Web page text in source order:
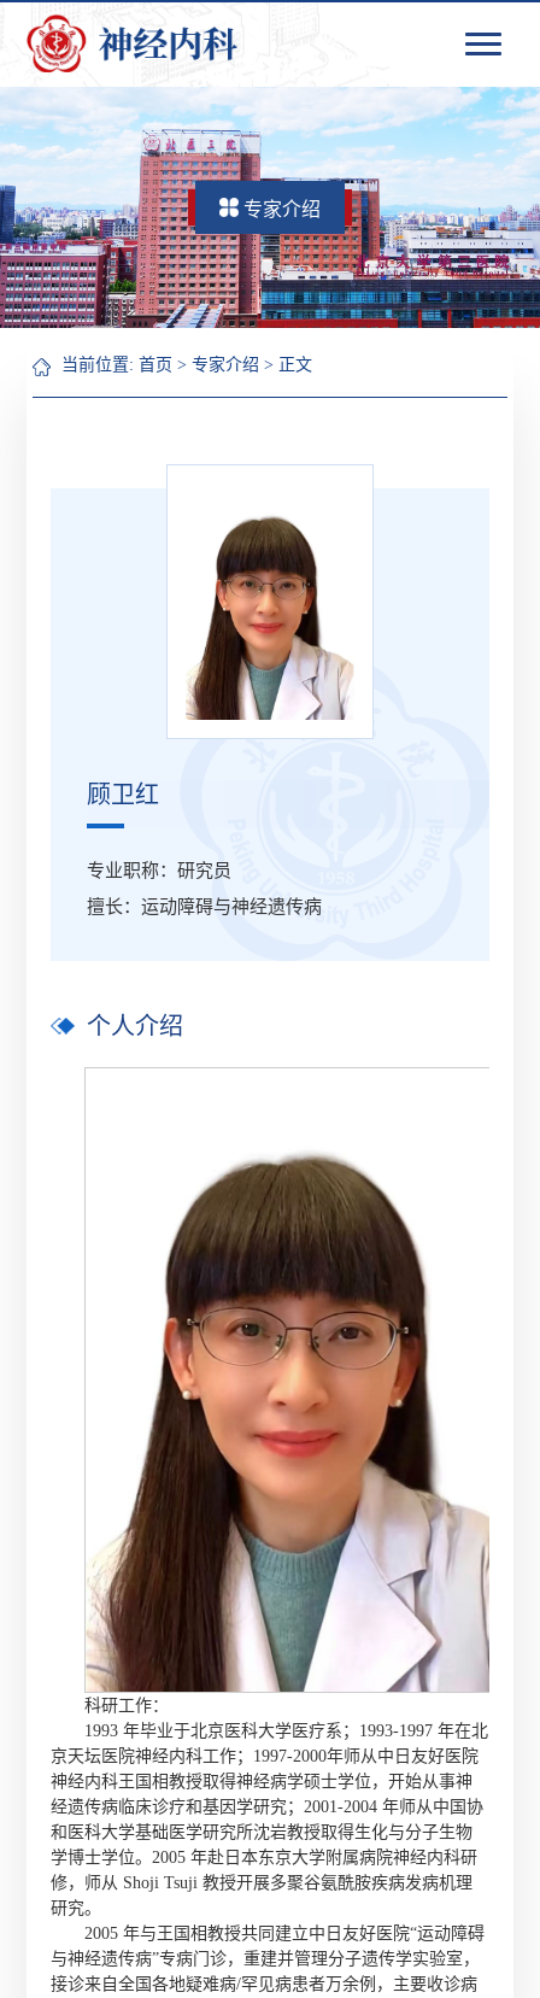
专家介绍
当前位置:首页 >专家介绍 > 正文
顾卫红
专业职称：研究员
擅长：运动障碍与神经遗传病
个人介绍
科研工作：
1993 年毕业于北京医科大学医疗系；1993-1997 年在北
京天坛医院神经内科工作；1997-2000年师从中日友好医院
神经内科王国相教授取得神经病学硕士学位，开始从事神
经遗传病临床诊疗和基因学研究；2001-2004 年师从中国协
和医科大学基础医学研究所沈岩教授取得生化与分子生物
学博士学位。2005 年赴日本东京大学附属病院神经内科研
修，师从 Shoji Tsuji 教授开展多聚谷氨酰胺疾病发病机理
研究。
2005 年与王国相教授共同建立中日友好医院“运动障碍
与神经遗传病”专病门诊，重建并管理分子遗传学实验室，
接诊来自全国各地疑难病/罕见病患者万余例，主要收诊病